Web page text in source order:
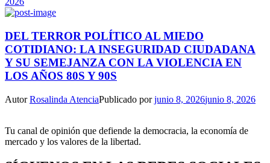
DEL TERROR POLÍTICO AL MIEDO
COTIDIANO: LA INSEGURIDAD CIUDADANA
Y SU SEMEJANZA CON LA VIOLENCIA EN
LOS AÑOS 80S Y 90S
AutorRosalinda AtenciaPublicado porjunio 8, 2026junio 8, 2026
Tu canal de opinión que defiende la democracia, la economía de
mercado y los valores de la libertad.